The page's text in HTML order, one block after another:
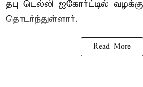
தபு டெல்லி ஐகோர்ட்டில் வழக்கு
தொடர்ந்துள்ளார்.
Read More